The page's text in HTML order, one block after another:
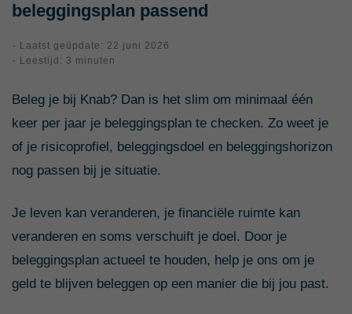
beleggingsplan passend
- Laatst geüpdate: 22 juni 2026
- Leestijd: 3 minuten
Beleg je bij Knab? Dan is het slim om minimaal één
keer per jaar je beleggingsplan te checken. Zo weet je
of je risicoprofiel, beleggingsdoel en beleggingshorizon
nog passen bij je situatie.
Je leven kan veranderen, je financiële ruimte kan
veranderen en soms verschuift je doel. Door je
beleggingsplan actueel te houden, help je ons om je
geld te blijven beleggen op een manier die bij jou past.